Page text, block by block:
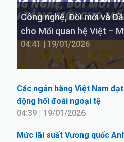
Công nghệ, Đổi mới và
cho Mối quan hệ Việt –
04:41 | 19/01/2026
Các ngân hàng Việt Nam
động hối đoái ngoại tệ
04:39 | 19/01/2026
Mức lãi suất Vương quốc